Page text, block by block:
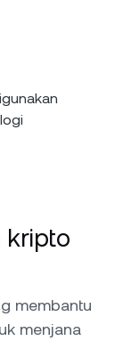
kripto
membantu
menjana